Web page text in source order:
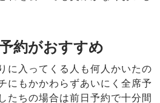
約がおすすめ
に入ってくる人も何人かいたの
にもかかわらずあいにく全席予
たちの場合は前日予約で十分間